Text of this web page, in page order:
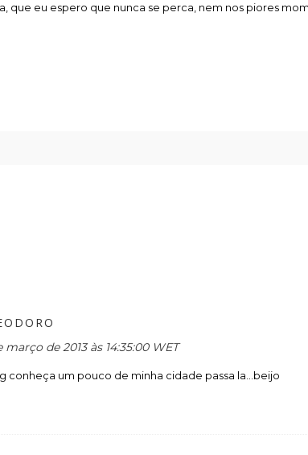
que eu espero que nunca se perca, nem nos piores
março de 2013 às 14:35:00 WET
conheça um pouco de minha cidade passa la...beijo